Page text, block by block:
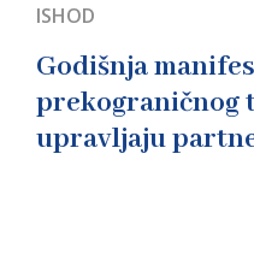
ISHOD
Godišnja
prekograničnog
upravljaju